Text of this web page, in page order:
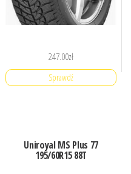
247.00zł
Sprawdź
Uniroyal MS Plus 77
195/60R15 88T